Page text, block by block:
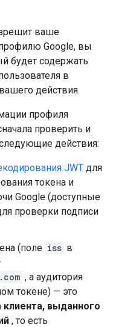
ваше
Google, вы
будет содержать
в
действия.
профиля
проверить и
действия:
JWT для
токена и
Google (доступные
проверки подписи
(поле iss в
, а аудитория
токене) — это
выданного
, то есть